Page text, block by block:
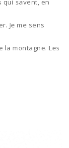
qui savent, en
Je me sens
la montagne. Les